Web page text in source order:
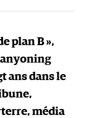
plan B »,
ans dans le
média